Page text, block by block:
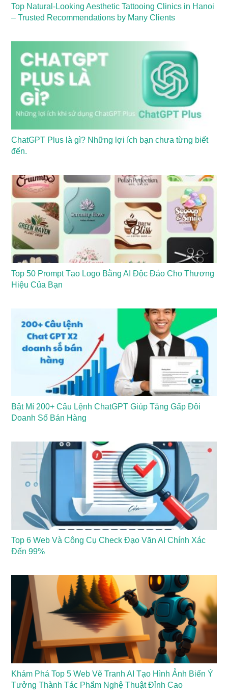
Top Natural-Looking Aesthetic Tattooing Clinics in Hanoi
– Trusted Recommendations by Many Clients
ChatGPT Plus là gì? Những lợi ích bạn chưa từng biết
đến.
Top 50 Prompt Tạo Logo Bằng AI Độc Đáo Cho Thương
Hiệu Của Bạn
Bật Mí 200+ Câu Lệnh ChatGPT Giúp Tăng Gấp Đôi
Doanh Số Bán Hàng
Top 6 Web Và Công Cụ Check Đạo Văn AI Chính Xác
Đến 99%
Khám Phá Top 5 Web Vẽ Tranh AI Tạo Hình Ảnh Biến Ý
Tưởng Thành Tác Phẩm Nghệ Thuật Đỉnh Cao